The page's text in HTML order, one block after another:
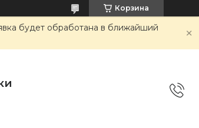
Корзина
будет обработана в ближайший